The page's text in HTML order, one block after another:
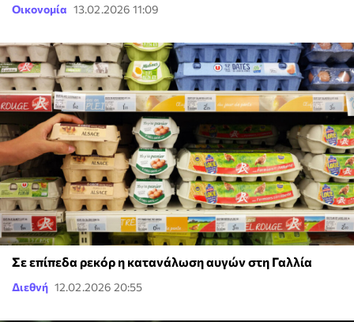
Οικονομία 13.02.2026 11:09
Σε επίπεδα ρεκόρ η κατανάλωση αυγών στη Γαλλία
Διεθνή 12.02.2026 20:55